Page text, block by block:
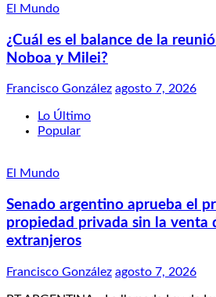
El Mundo
¿Cuál es el balance de la
Noboa y Milei?
Francisco González agosto 7, 2026
Lo Último
Popular
El Mundo
Senado argentino aprueba el
propiedad privada sin la venta
extranjeros
Francisco González agosto 7, 2026